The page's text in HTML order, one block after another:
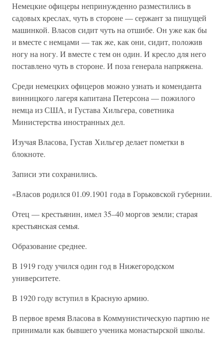
Немецкие офицеры непринужденно разместились в
садовых креслах, чуть в стороне — сержант за пишущей
машинкой. Власов сидит чуть на отшибе. Он уже как бы
и вместе с немцами — так же, как они, сидит, положив
ногу на ногу. И вместе с тем он один. И кресло для него
поставлено чуть в стороне. И поза генерала напряжена.
Среди немецких офицеров можно узнать и коменданта
винницкого лагеря капитана Петерсона — пожилого
немца из США, и Густава Хильгера, советника
Министерства иностранных дел.
Изучая Власова, Густав Хильгер делает пометки в
блокноте.
Записи эти сохранились.
«Власов родился 01.09.1901 года в Горьковской губернии.
Отец — крестьянин, имел 35–40 моргов земли; старая
крестьянская семья.
Образование среднее.
В 1919 году учился один год в Нижегородском
университете.
В 1920 году вступил в Красную армию.
В первое время Власова в Коммунистическую партию не
принимали как бывшего ученика монастырской школы.